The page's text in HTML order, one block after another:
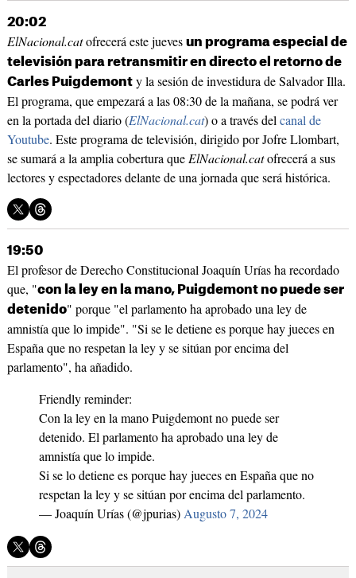
20:02
ElNacional.catofrecerá este jueves un programa especial de
televisión para retransmitir en directo el retorno de
Carles Puigdemonty la sesión de investidura de Salvador Illa.
El programa, que empezará a las 08:30 de la mañana, se podrá ver
en la portada del diario (ElNacional.cat) o a través delcanal de
Youtube. Este programa de televisión, dirigido por Jofre Llombart,
se sumará a la amplia cobertura queElNacional.catofrecerá a sus
lectores y espectadores delante de una jornada que será histórica.
19:50
El profesor de Derecho Constitucional Joaquín Urías ha recordado
que, "con la ley en la mano, Puigdemont no puede ser
detenido" porque "el parlamento ha aprobado una ley de
amnistía que lo impide". "Si se le detiene es porque hay jueces en
España que no respetan la ley y se sitúan por encima del
parlamento", ha añadido.
Friendly reminder:
Con la ley en la mano Puigdemont no puede ser
detenido. El parlamento ha aprobado una ley de
amnistía que lo impide.
Si se lo detiene es porque hay jueces en España que no
respetan la ley y se sitúan por encima del parlamento.
— Joaquín Urías (@jpurias)Augusto 7, 2024